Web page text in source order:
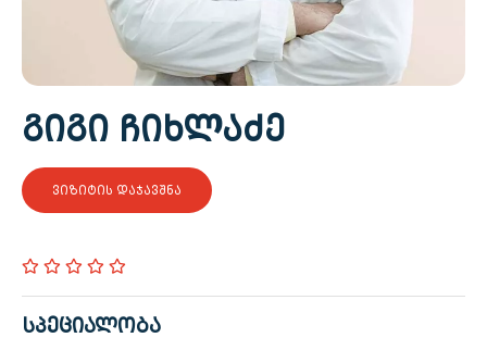
ᲒᲘᲒᲘ ᲩᲘᲮᲚᲐᲫᲔ
ᲕᲘᲖᲘᲢᲘᲡ ᲓᲐᲯᲐᲕᲨᲜᲐ
ᲡᲞᲔᲪᲘᲐᲚᲝᲑᲐ